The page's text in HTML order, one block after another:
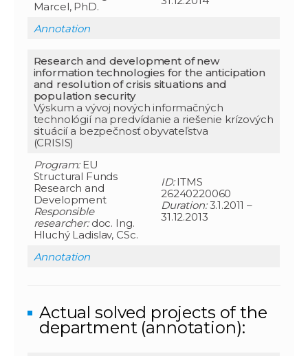
Marcel, PhD.
Annotation
Research and development of new
information technologies for the anticipation
and resolution of crisis situations and
population security
Výskum a vývoj nových informačných
technológií na predvídanie a riešenie krízových
situácií a bezpečnosť obyvateľstva
(CRISIS)
Program:EU
Structural Funds
Research and
Development
Responsible
researcher:doc. Ing.
Hluchý Ladislav, CSc.
ID:ITMS
26240220060
Duration:3.1.2011 –
31.12.2013
Annotation
Actual solved projects of the
department (annotation):